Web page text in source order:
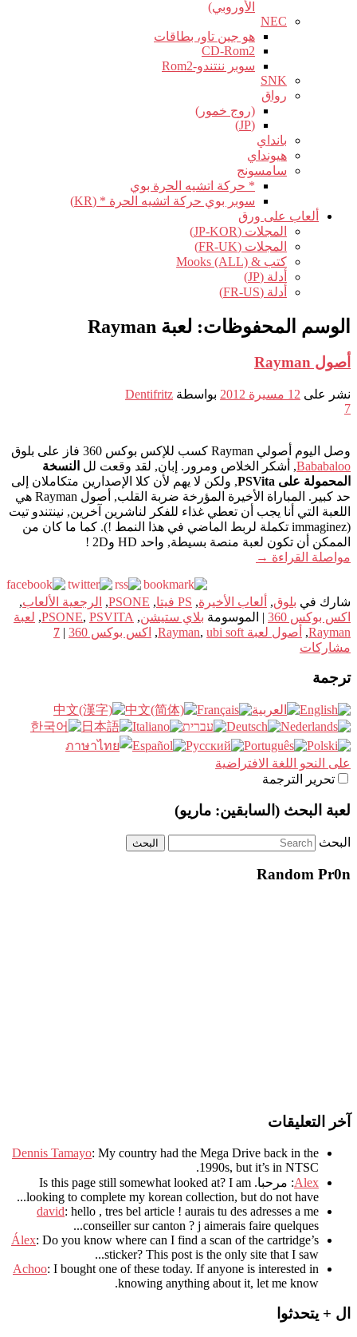
الأوروبي)
NEC
هو جين تاو، بطاقات
CD-Rom2
سوبر ننتندو-Rom2
SNK
رواق
(روج خمور)
(JP)
بانداي
هيونداي
سامسونج
* حركة اتشيه الحرة بوي
سوبر بوي حركة اتشيه الحرة * (KR)
ألعاب على ورق
المجلات (JP-KOR)
المجلات (FR-UK)
كتب & Mooks (ALL)
أدلة (JP)
أدلة (FR-US)
الوسم المحفوظات: لعبة Rayman
أصول Rayman
نشر على 12 مسيرة 2012 بواسطة Dentifritz
7
وصل اليوم أصولي Rayman كسب للإكس بوكس 360 فاز على بلوق
Bababaloo, أشكر الخلاص ومرور. إبان, لقد وقعت لل النسخة
المحمولة على PSVita
, ولكن لا يهم لأن كلا الإصدارين متكاملان إلى
حد كبير. المباراة الأخيرة المؤرخة ضربة القلب, أصول Rayman هي
اللعبة التي أنا يجب أن تعطي غذاء للفكر لناشرين آخرين, نينتندو تيت
(immaginez تكملة لربط الماضي في هذا النمط !). كما ما كان من
الممكن أن تكون لعبة منصة بسيطة, واحد HD و2D !
مواصلة القراءة →
شارك في بلوق, ألعاب الأخيرة, PS فيتا ,
PSONE
, الرجعية الألعاب,
اكس بوكس 360
| الموسومة بلاي ستيشن,
PSONE, PSVITA
, لعبة
Rayman
, أصول لعبة Rayman , ubi soft
, اكس بوكس 360 |
7
مشاركات
ترجمة
على النحو اللغة الافتراضية
تحرير الترجمة
لعبة البحث (السابقين: ماريو)
البحث
Random Pr0n
آخر التعليقات
Dennis Tamayo: My country had the Mega Drive back in the
1990s, but it’s in NTSC
.
Alex: مرحبا. Is this page still somewhat looked at? I am
looking to complete my korean collection, but do not have..
.
david: hello , tres bel article ! aurais tu des adresses a me
conseiller sur canton ? j aimerais faire quelques..
.
Álex: Do you know where can I find a scan of the cartridge’s
sticker? This post is the only site that I saw...
Achoo: I bought one of these today. If anyone is interested in
knowing anything about it, let me know.
ال + يتحدثوا